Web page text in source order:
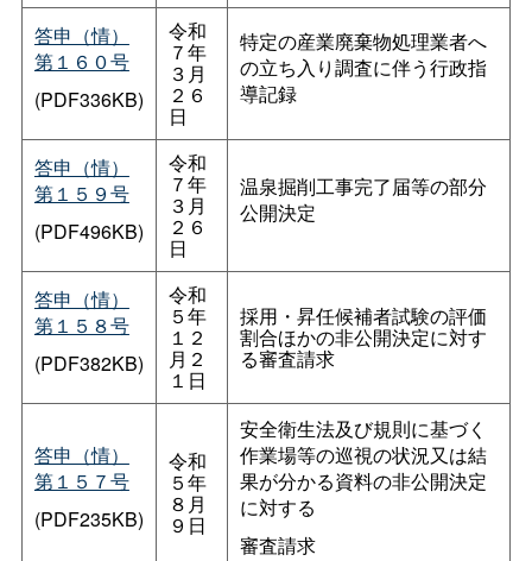
答申（情）
第１６０号
(PDF336KB)
令和
７年
３月
２６
日
特定の産業廃棄物処理業者へ
の立ち入り調査に伴う行政指
導記録
答申（情）
第１５９号
(PDF496KB)
令和
７年
３月
２６
日
温泉掘削工事完了届等の部分
公開決定
答申（情）
第１５８号
(PDF382KB)
令和
５年
１２
月２
１日
採用・昇任候補者試験の評価
割合ほかの非公開決定に対す
る審査請求
答申（情）
第１５７号
(PDF235KB)
令和
５年
８月
９日
安全衛生法及び規則に基づく
作業場等の巡視の状況又は結
果が分かる資料の非公開決定
に対する
審査請求